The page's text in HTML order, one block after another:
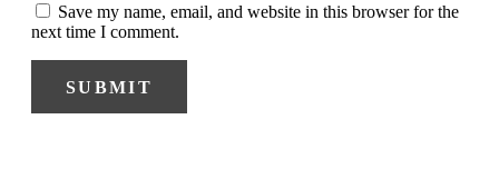
Save my name, email, and website in this browser for the
next time I comment.